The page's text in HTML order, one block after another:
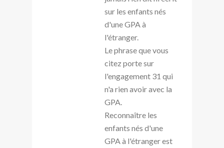
sur les enfants nés
d'une GPA à
l'étranger.
Le phrase que vous
citez porte sur
l'engagement 31 qui
n'a rien avoir avec la
GPA.
Reconnaître les
enfants nés d'une
GPA à l'étranger est